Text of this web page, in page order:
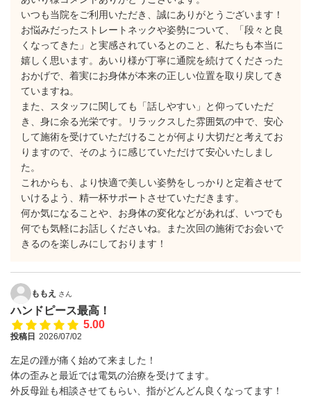
いつも当院をご利用いただき、誠にありがとうございます！
​お悩みだったストレートネックや姿勢について、「段々と良
くなってきた」と実感されているとのこと、私たちも本当に
嬉しく思います。あいり様が丁寧に通院を続けてくださった
おかげで、着実にお身体が本来の正しい位置を取り戻してき
ていますね。
​また、スタッフに関しても「話しやすい」と仰っていただ
き、身に余る光栄です。リラックスした雰囲気の中で、安心
して施術を受けていただけることが何より大切だと考えてお
りますので、そのように感じていただけて安心いたしまし
た。
​これからも、より快適で美しい姿勢をしっかりと定着させて
いけるよう、精一杯サポートさせていただきます。
​何か気になることや、お身体の変化などがあれば、いつでも
何でも気軽にお話しくださいね。また次回の施術でお会いで
きるのを楽しみにしております！
ももえ さん
ハンドピース最高！
5.00
投稿日 2026/07/02
左足の踵が痛く始めて来ました！
体の歪みと最近では電気の治療を受けてます。
外反母趾も相談させてもらい、指がどんどん良くなってます！